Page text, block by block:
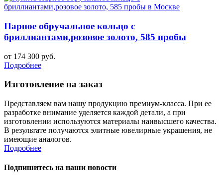
Парное обручальное кольцо с
бриллиантами,розовое золото, 585 пробы
от 174 300 руб.
Подробнее
Изготовление на заказ
Представляем вам нашу продукцию премиум-класса. При ее
разработке внимание уделяется каждой детали, а при
изготовлении используются материалы наивысшего качества.
В результате получаются элитные ювелирные украшения, не
имеющие аналогов.
Подробнее
Подпишитесь на наши новости